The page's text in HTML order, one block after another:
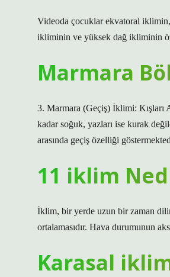
Videoda çocuklar ekvatoral
ikliminin ve yüksek dağ ikliminin
Marmara
3. Marmara (Geçiş) İklimi: Kışları
kadar soğuk, yazları ise kurak
arasında geçiş özelliği
11 iklim
İklim, bir yerde uzun bir zaman
ortalamasıdır. Hava durumunun
Karasal